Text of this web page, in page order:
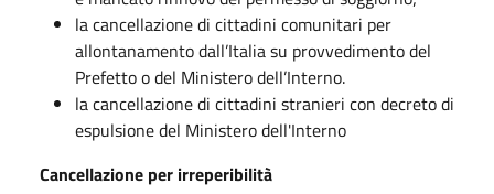
la cancellazione di cittadini comunitari per
allontanamento dall’Italia su provvedimento del
Prefetto o del Ministero dell’Interno.
la cancellazione di cittadini stranieri con decreto di
espulsione del Ministero dell'Interno
Cancellazione per irreperibilità